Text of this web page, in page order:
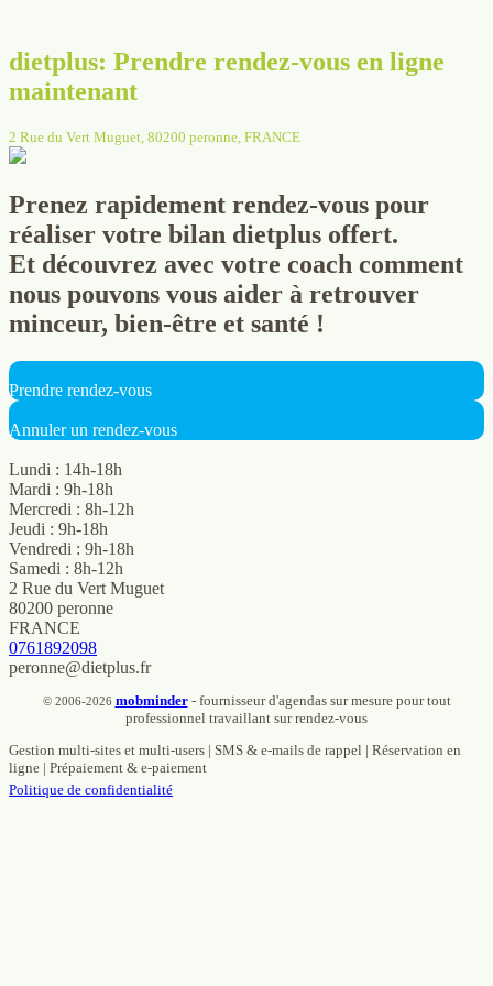
dietplus: Prendre rendez-vous en ligne
maintenant
2 Rue du Vert Muguet, 80200 peronne, FRANCE
Prenez rapidement rendez-vous pour
réaliser votre bilan dietplus offert.
Et découvrez avec votre coach comment
nous pouvons vous aider à retrouver
minceur, bien-être et santé !
Prendre rendez-vous
Annuler un rendez-vous
Lundi : 14h-18h
Mardi : 9h-18h
Mercredi : 8h-12h
Jeudi : 9h-18h
Vendredi : 9h-18h
Samedi : 8h-12h
2 Rue du Vert Muguet
80200 peronne
FRANCE
0761892098
peronne@dietplus.fr
© 2006-2026 mobminder- fournisseur d'agendas sur mesure pour tout
professionnel travaillant sur rendez-vous
Gestion multi-sites et multi-users | SMS & e-mails de rappel | Réservation en
ligne | Prépaiement & e-paiement
Politique de confidentialité